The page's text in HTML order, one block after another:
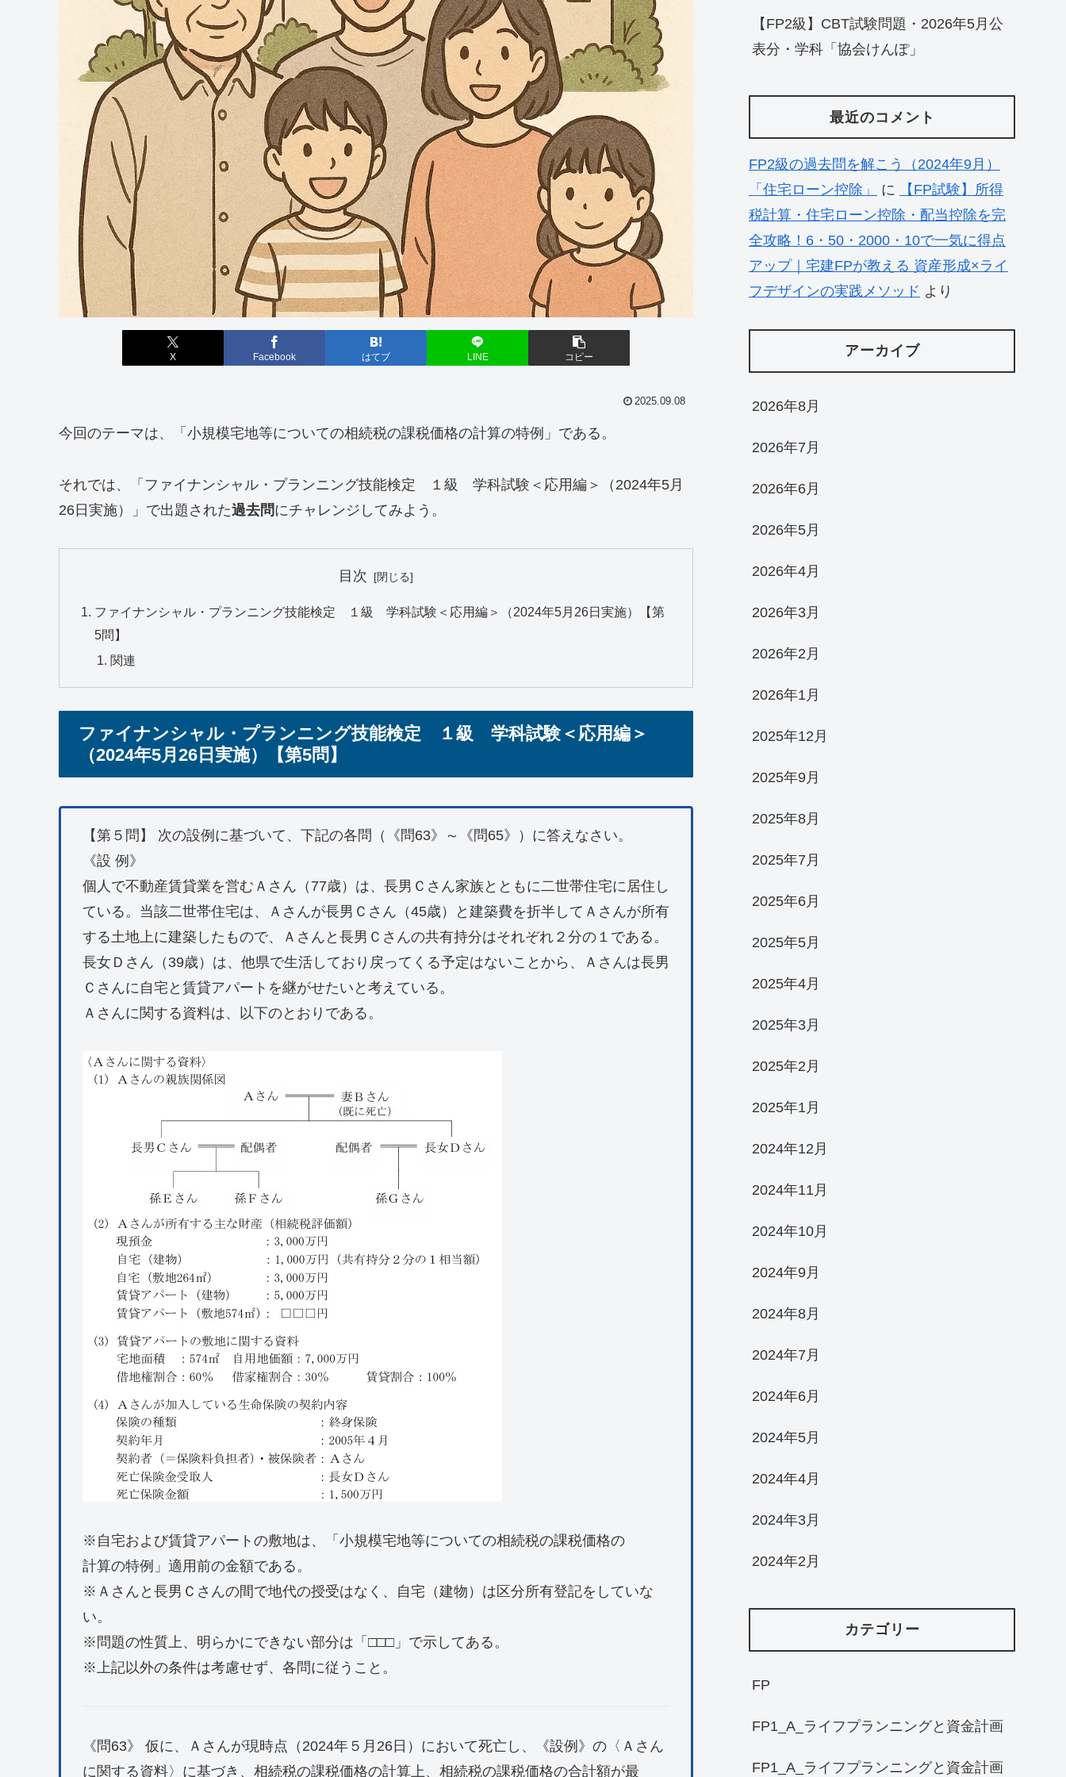
X Facebook はてブ LINE コピー
2025.09.08
今回のテーマは、「小規模宅地等についての相続税の課税価格の計算の特例」である。
それでは、「ファイナンシャル・プランニング技能検定 １級 学科試験＜応用編＞（2024年5月
26日実施）」で出題された過去問にチャレンジしてみよう。
目次
ファイナンシャル・プランニング技能検定 １級 学科試験＜応用編＞（2024年5月26日実施）【第
5問】
関連
ファイナンシャル・プランニング技能検定 １級 学科試験＜応用編＞
（2024年5月26日実施）【第5問】
【第５問】 次の設例に基づいて、下記の各問（《問63》～《問65》）に答えなさい。
《設 例》
個人で不動産賃貸業を営むＡさん（77歳）は、長男Ｃさん家族とともに二世帯住宅に居住し
ている。当該二世帯住宅は、Ａさんが長男Ｃさん（45歳）と建築費を折半してＡさんが所有
する土地上に建築したもので、Ａさんと長男Ｃさんの共有持分はそれぞれ２分の１である。
長女Ｄさん（39歳）は、他県で生活しており戻ってくる予定はないことから、Ａさんは長男
Ｃさんに自宅と賃貸アパートを継がせたいと考えている。
Ａさんに関する資料は、以下のとおりである。
※自宅および賃貸アパートの敷地は、「小規模宅地等についての相続税の課税価格の
計算の特例」適用前の金額である。
※Ａさんと長男Ｃさんの間で地代の授受はなく、自宅（建物）は区分所有登記をしていな
い。
※問題の性質上、明らかにできない部分は「□□□」で示してある。
※上記以外の条件は考慮せず、各問に従うこと。
《問63》 仮に、Ａさんが現時点（2024年５月26日）において死亡し、《設例》の〈Ａさん
に関する資料〉に基づき、相続税の課税価格の計算上、相続税の課税価格の合計額が最
【FP2級】CBT試験問題・2026年5月公
表分・学科「協会けんぽ」
最近のコメント
FP2級の過去問を解こう（2024年9月）
「住宅ローン控除」
に
【FP試験】所得
税計算・住宅ローン控除・配当控除を完
全攻略！6・50・2000・10で一気に得点
アップ｜宅建FPが教える 資産形成×ライ
フデザインの実践メソッド より
アーカイブ
2026年8月
2026年7月
2026年6月
2026年5月
2026年4月
2026年3月
2026年2月
2026年1月
2025年12月
2025年9月
2025年8月
2025年7月
2025年6月
2025年5月
2025年4月
2025年3月
2025年2月
2025年1月
2024年12月
2024年11月
2024年10月
2024年9月
2024年8月
2024年7月
2024年6月
2024年5月
2024年4月
2024年3月
2024年2月
カテゴリー
FP
FP1_A_ライフプランニングと資金計画
FP1_A_ライフプランニングと資金計画